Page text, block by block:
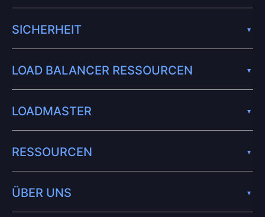
SICHERHEIT
LOAD BALANCER RESSOURCEN
LOADMASTER
RESSOURCEN
ÜBER UNS